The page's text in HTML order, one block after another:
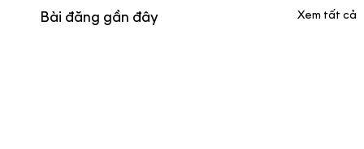
Bài đăng gần đây Xem tất cả